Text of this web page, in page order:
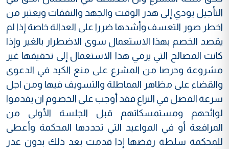
التأجيل يودي إلى هدر الوقت والجهد والنفقات ويعتبر من
اخطر صور التعسف وأشدها ضررا على العدالة خاصة إذا لم
يقصد الخصم بهذا الاستعمال سوى الاضطرار بالغير وإذا
كانت المصالح التي يرمي هذا الاستعمال إلى تحقيقها غير
مشروعة وحرصا من المشرع على منع الكيد في الدعوى
والقضاء على مظاهر المماطلة والتسويف فيها ومن اجل
سرعة الفصل في النزاع فقد أوجب على الخصوم ان يقدموا
لوائحهم ومستمسكاتهم قبل الجلسة الأولى من
المرافعة أو في المواعيد التي تحددها المحكمة وأعطى
للمحكمة سلطة رفضها إذا قدمت بعد ذلك بدون عذر